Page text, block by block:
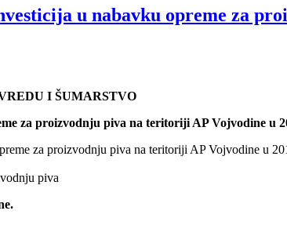
u nabavku opreme za
I ŠUMARSTVO
za proizvodnju piva na teritoriji AP Vojvodine u
za proizvodnju piva na teritoriji AP Vojvodine u
piva